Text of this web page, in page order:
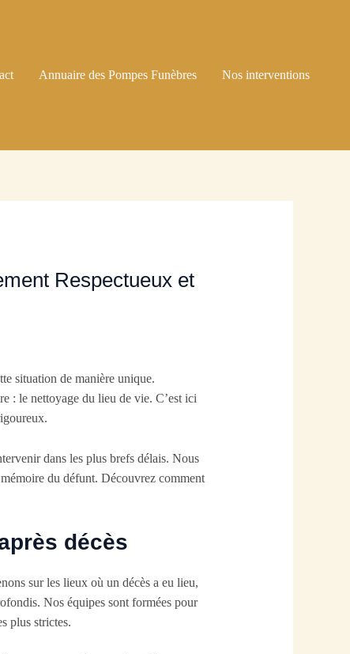
Annuaire des Pompes Funèbres Nos interventions
Respectueux et
situation de manière unique.
: le nettoyage du lieu de vie. C’est ici
dans les plus brefs délais. Nous
du défunt. Découvrez comment
décès
sur les lieux où un décès a eu lieu,
Nos équipes sont formées pour
plus strictes.